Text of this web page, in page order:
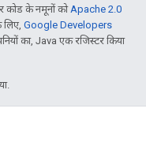
के नमूनों कोApache 2.0
लिए, Google Developers
का, Java एक रजिस्टर किया